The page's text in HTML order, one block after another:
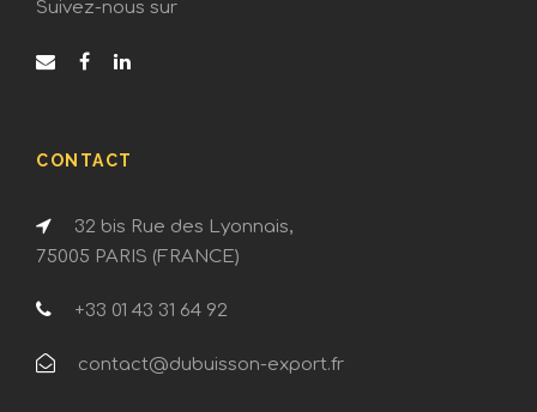
Suivez-nous sur
CONTACT
32 bis Rue des Lyonnais,
75005 PARIS (FRANCE)
+33 01 43 31 64 92
contact@dubuisson-export.fr